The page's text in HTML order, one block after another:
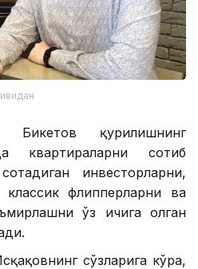
Бикетов қурилишнинг
квартираларни сотиб
инвесторларни,
классик флипперларни ва
ўз ичига олган
сўзларига кўра,